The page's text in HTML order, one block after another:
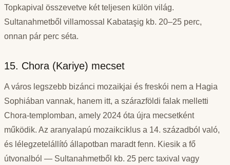
Topkapival összevetve két teljesen külön világ.
Sultanahmetből villamossal Kabataşig kb. 20–25 perc,
onnan pár perc séta.
15. Chora (Kariye) mecset
A város legszebb bizánci mozaikjai és freskói nem a Hagia
Sophiában vannak, hanem itt, a szárazföldi falak melletti
Chora-templomban, amely 2024 óta újra mecsetként
működik. Az aranyalapú mozaikciklus a 14. századból való,
és lélegzetelállító állapotban maradt fenn. Kiesik a fő
útvonalból — Sultanahmetből kb. 25 perc taxival vagy